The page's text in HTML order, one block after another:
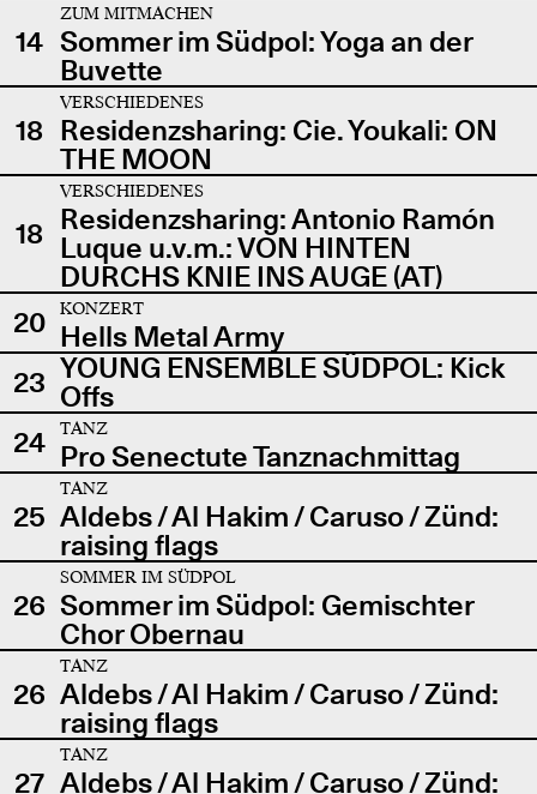
14
ZUM MITMACHEN
Sommer im Südpol: Yoga an der
Buvette
18
VERSCHIEDENES
Residenzsharing: Cie. Youkali: ON
THE MOON
18
VERSCHIEDENES
Residenzsharing: Antonio Ramón
Luque u.v.m.: VON HINTEN
DURCHS KNIE INS AUGE (AT)
20
KONZERT
Hells Metal Army
23 YOUNG ENSEMBLE SÜDPOL: Kick
Offs
24
TANZ
Pro Senectute Tanznachmittag
25
TANZ
Aldebs / Al Hakim / Caruso / Zünd:
raising flags
26
SOMMER IM SÜDPOL
Sommer im Südpol: Gemischter
Chor Obernau
26
TANZ
Aldebs / Al Hakim / Caruso / Zünd:
raising flags
27
TANZ
Aldebs / Al Hakim / Caruso / Zünd: